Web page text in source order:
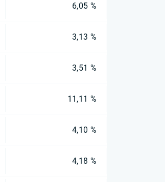
6,05 %
3,13 %
3,51 %
11,11 %
4,10 %
4,18 %